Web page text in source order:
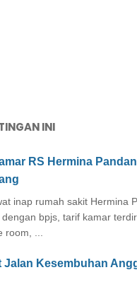
INI
RS Hermina
inap rumah sakit Hermina
bpjs, tarif kamar
...
Jalan Kesembuhan